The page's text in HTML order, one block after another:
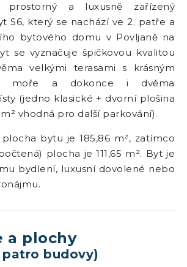
a luxusně zařízený
S6, který se nachází ve 2. patře a
bytového domu v Povljaně na
se vyznačuje špičkovou kvalitou
velkými terasami s krásným
moře a dokonce i dvěma
(jedno klasické + dvorní plošina
vhodná pro další parkování).
bytu je 185,86 m², zatímco
plocha je 111,65 m². Byt je
bydlení, luxusní dovolené nebo
a plochy
patro budovy)